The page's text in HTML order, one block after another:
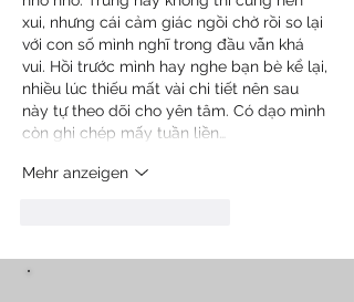
xui, nhưng cái cảm giác ngồi chờ rồi so lại
với con số mình nghĩ trong đầu vẫn khá
vui. Hồi trước mình hay nghe bạn bè kể lại,
nhiều lúc thiếu mất vài chi tiết nên sau
này tự theo dõi cho yên tâm. Có dạo mình
còn ghi chép mấy tuần liền…
Mehr anzeigen